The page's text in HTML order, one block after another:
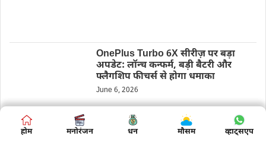
OnePlus Turbo 6X सीरीज़ पर बड़ा
अपडेट: लॉन्च कन्फर्म, बड़ी बैटरी और
फ्लैगशिप फीचर्स से होगा धमाका
June 6, 2026
होम मनोरंजन बिज़नस शिक्षा व्हाट्सएप
होम मनोरंजन धन मौसम व्हाट्सएप